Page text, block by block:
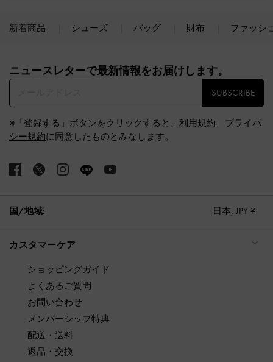
新着商品 シューズ バッグ 財布 ファッシ
ニュースレターで最新情報をお届けします。​
SUBSCRIBE
※「登録する」ボタンをクリックすると、 利用規約、 プライバ
シー規約に同意したものとみなします。
国/地域: 日本, JPY ¥
カスタマーケア
ショッピングガイド
よくあるご質問
お問い合わせ
メンバーシップ特典
配送・送料
返品・交換